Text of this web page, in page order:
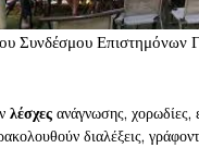
Συνδέσμου Επιστημόνων
λέσχες ανάγνωσης, χορωδίες,
διαλέξεις,